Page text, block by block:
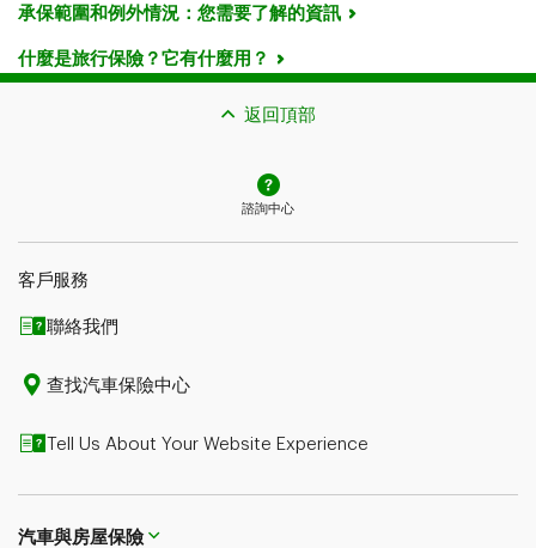
承保範圍和例外情況：您需要了解的資訊
什麼是旅行保險？它有什麼用？
返回頂部
諮詢中心
客戶服務
聯絡我們
查找汽車保險中心
Tell Us About Your Website Experience
汽車與房屋保險